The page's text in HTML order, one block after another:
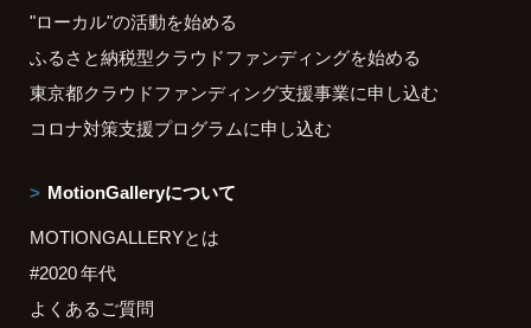
"ローカル"の活動を始める
ふるさと納税型クラウドファンディングを始める
東京都クラウドファンディング支援事業に申し込む
コロナ対策支援プログラムに申し込む
MotionGalleryについて
MOTIONGALLERYとは
#2020 年代
よくあるご質問